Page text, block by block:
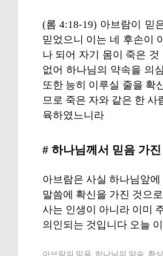
(롬 4:18-19) 아브람이 믿
믿었으니 이는 네 후손이
나 되어 자기 몸이 죽은
없어 하나님의 약속을 의
또한 능히 이루실 줄을 확
므로 죽은 자와 같은 한
육하였느니라
# 하나님께서 믿음 가
아브람은 사실 하나님앞
말씀에 확신을 가진 것으
사는 인생이 아니라 이미
의인되는 것입니다 오늘
아브람의 믿음, 하나님의 약속, 환